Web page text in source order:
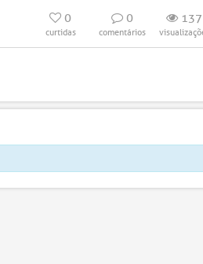
0
curtidas
0
comentários
137